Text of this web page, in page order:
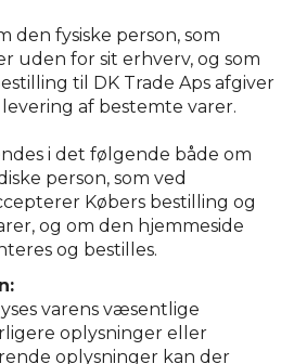
den fysiske person, som
uden for sit erhverv, og som
til DK Trade Aps afgiver
af bestemte varer.
i det følgende både om
person, som ved
Købers bestilling og
og om den hjemmeside
og bestilles.
varens væsentlige
oplysninger eller
oplysninger kan der